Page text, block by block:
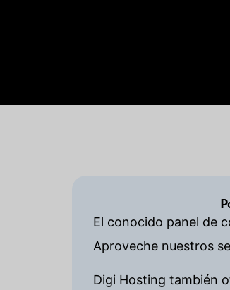
El conocido panel de
Aproveche nuestros
Digi Hosting también